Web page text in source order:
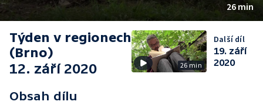
26 min
Týden v regionech
(Brno)
12. září 2020
Obsah dílu
26 min
Další díl
19. září
2020